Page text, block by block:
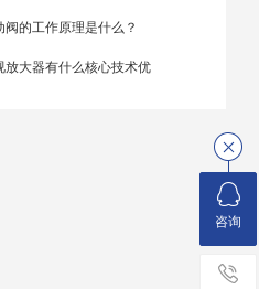
阀的工作原理是什么？
放大器有什么核心技术优
咨询